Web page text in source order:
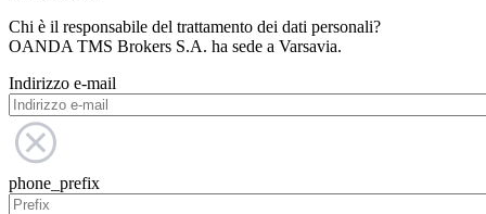
Chi è il responsabile del trattamento dei dati personali?
OANDA TMS Brokers S.A. ha sede a Varsavia.
Indirizzo e-mail
phone_prefix